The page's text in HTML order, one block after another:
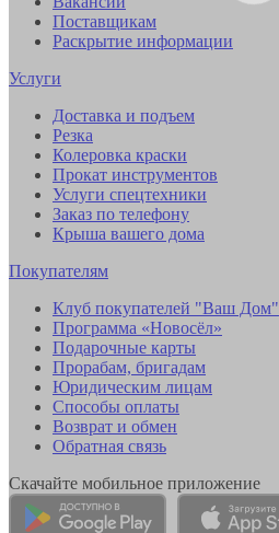
Поставщикам
Раскрытие информации
Услуги
Доставка и подъем
Резка
Колеровка краски
Прокат инструментов
Услуги спецтехники
Заказ по телефону
Крыша вашего дома
Покупателям
Клуб покупателей "Ваш Дом"
Программа «Новосёл»
Подарочные карты
Прорабам, бригадам
Юридическим лицам
Способы оплаты
Возврат и обмен
Обратная связь
Скачайте мобильное приложение